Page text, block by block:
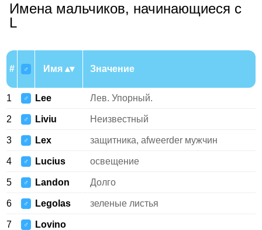
Имена мальчиков, начинающиеся с
L
# ♂ Имя Значение
1 ♂ Lee Лев. Упорный.
2 ♂ Liviu Неизвестный
3 ♂ Lex защитника, afweerder мужчин
4 ♂ Lucius освещение
5 ♂ Landon Долго
6 ♂ Legolas зеленые листья
7 ♂ Lovino